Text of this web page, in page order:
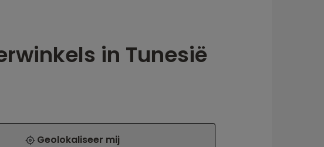
in Tunesië
Geolokaliseer mij